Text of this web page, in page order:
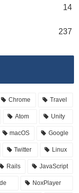
14
237
Chrome Travel
Atom Unity
macOS Google
Twitter Linux
Rails JavaScript
NoxPlayer